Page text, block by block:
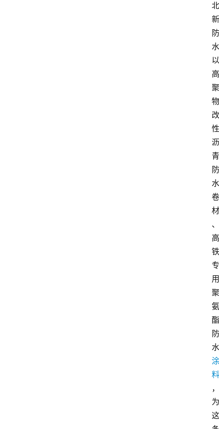
北
新
防
水
以
高
聚
物
改
性
沥
青
防
水
卷
材
、
高
铁
专
用
聚
氨
酯
防
水
涂
料
，
为
这